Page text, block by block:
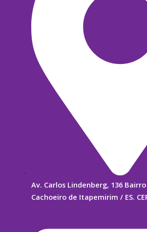
Av. Carlos Lindenberg, 136
Cachoeiro de Itapemirim / ES.